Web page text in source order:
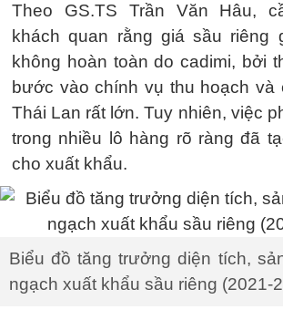
Theo GS.TS Trần Văn Hâu,
khách quan rằng giá sầu riêng
không hoàn toàn do cadimi, bởi
bước vào chính vụ thu hoạch và
Thái Lan rất lớn. Tuy nhiên, việc
trong nhiều lô hàng rõ ràng đã
cho xuất khẩu.
Biểu đồ tăng trưởng diện tích,
ngạch xuất khẩu sầu riêng (2021-